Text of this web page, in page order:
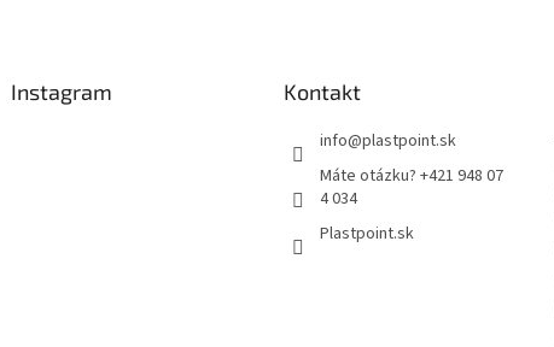
Instagram Kontakt
info@plastpoint.sk
Máte otázku? +421 948 07
4 034
Plastpoint.sk